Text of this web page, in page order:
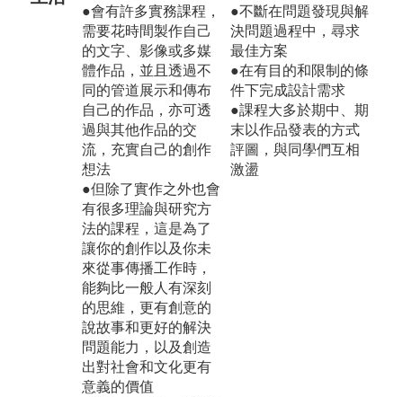
●會有許多實務課程，
需要花時間製作自己
的文字、影像或多媒
體作品，並且透過不
同的管道展示和傳布
自己的作品，亦可透
過與其他作品的交
流，充實自己的創作
想法
●但除了實作之外也會
有很多理論與研究方
法的課程，這是為了
讓你的創作以及你未
來從事傳播工作時，
能夠比一般人有深刻
的思維，更有創意的
說故事和更好的解決
問題能力，以及創造
出對社會和文化更有
意義的價值
●不斷在問題發現與解
決問題過程中，尋求
最佳方案
●在有目的和限制的條
件下完成設計需求
●課程大多於期中、期
末以作品發表的方式
評圖，與同學們互相
激盪